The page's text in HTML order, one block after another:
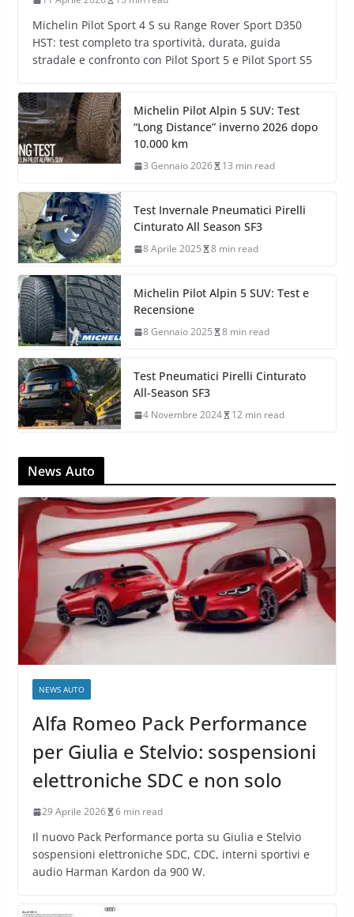
Michelin Pilot Sport 4 S su Range Rover Sport D350
HST: test completo tra sportività, durata, guida
stradale e confronto con Pilot Sport 5 e Pilot Sport S5
Michelin Pilot Alpin 5 SUV: Test
“Long Distance” inverno 2026 dopo
10.000 km
3 Gennaio 2026 13 min read
Test Invernale Pneumatici Pirelli
Cinturato All Season SF3
8 Aprile 2025 8 min read
Michelin Pilot Alpin 5 SUV: Test e
Recensione
8 Gennaio 2025 8 min read
Test Pneumatici Pirelli Cinturato
All-Season SF3
4 Novembre 2024 12 min read
News Auto
NEWS AUTO
Alfa Romeo Pack Performance
per Giulia e Stelvio: sospensioni
elettroniche SDC e non solo
29 Aprile 2026 6 min read
Il nuovo Pack Performance porta su Giulia e Stelvio
sospensioni elettroniche SDC, CDC, interni sportivi e
audio Harman Kardon da 900 W.